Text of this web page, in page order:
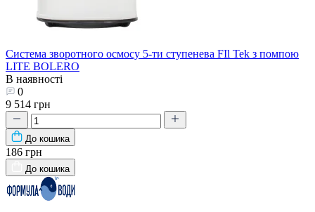
Система зворотного осмосу 5-ти ступенева FIl Tek з помпою
LITE BOLERO
В наявності
0
9 514 грн
До кошика
186 грн
До кошика